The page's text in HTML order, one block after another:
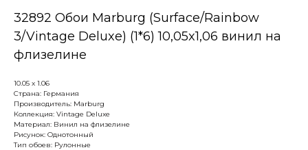
32892 Обои Marburg (Surface/Rainbow
3/Vintage Deluxe) (1*6) 10,05x1,06 винил на
флизелине
10.05 х 1.06
Страна: Германия
Производитель: Marburg
Коллекция: Vintage Deluxe
Материал: Винил на флизелине
Рисунок: Однотонный
Тип обоев: Рулонные